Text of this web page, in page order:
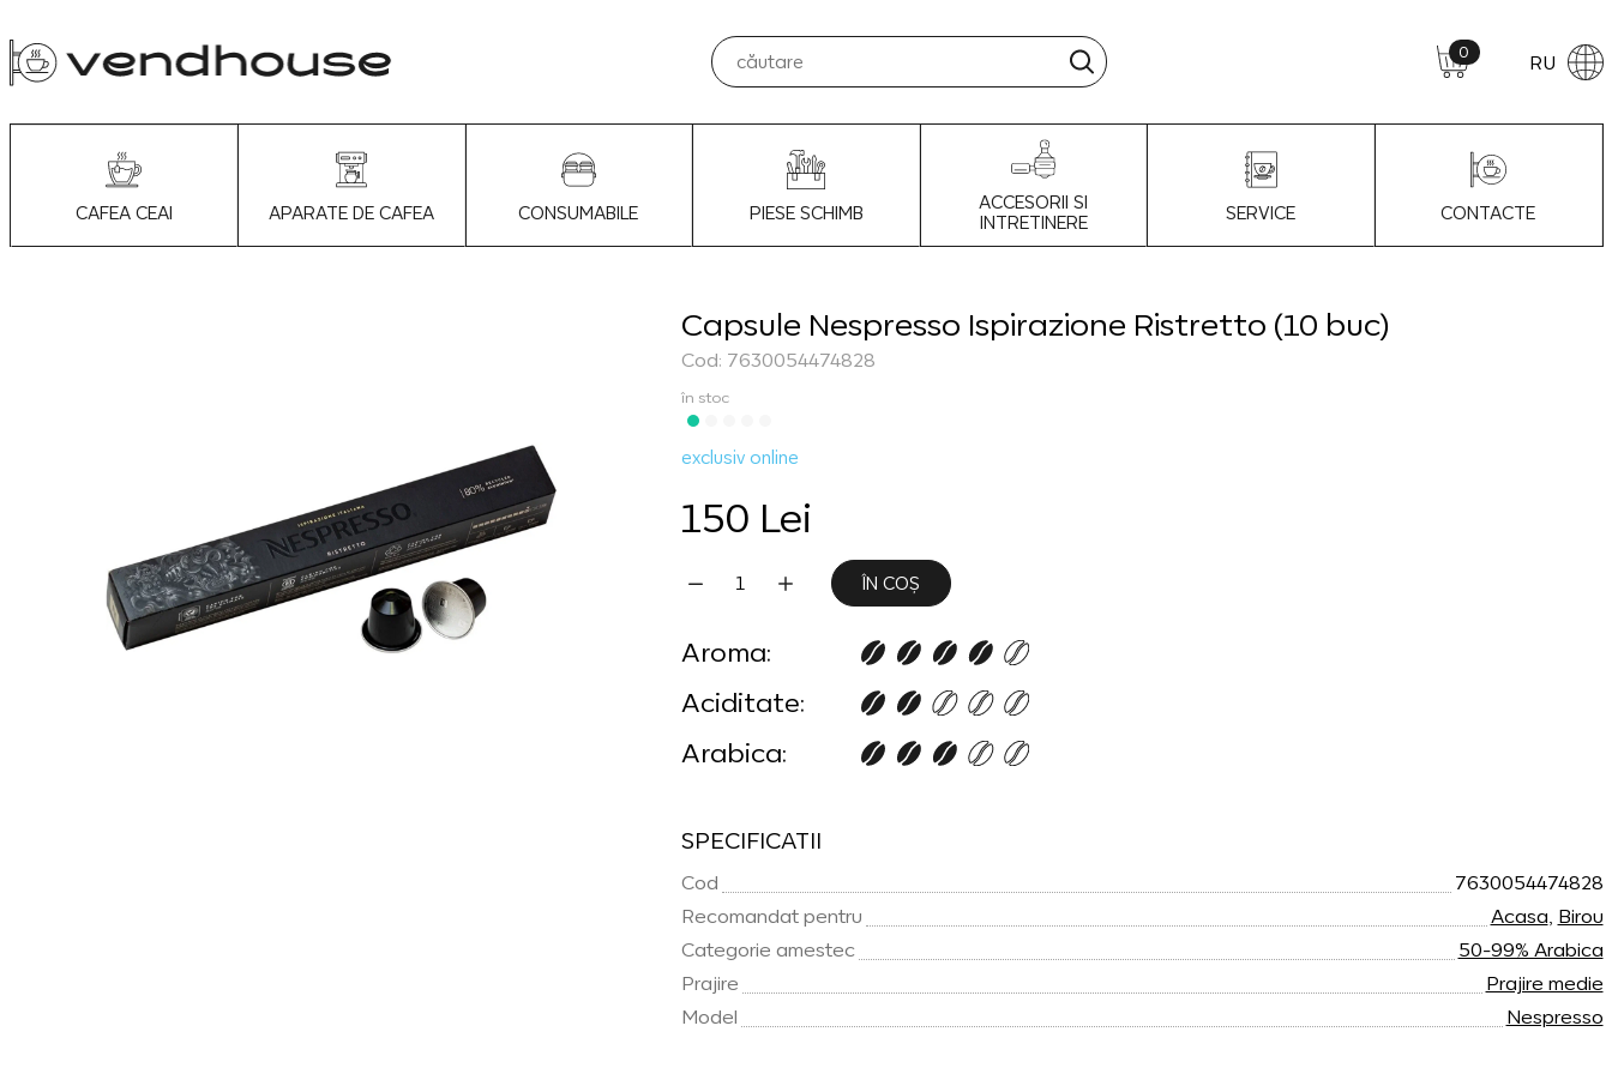
0 RU
CAFEA CEAI APARATE DE CAFEA CONSUMABILE PIESE SCHIMB
ACCESORII SI
INTRETINERE
SERVICE CONTACTE
Capsule Nespresso Ispirazione Ristretto (10 buc)
Cod: 7630054474828
în stoc
exclusiv online
150 Lei
ÎN COȘ
Aroma:
Aciditate:
Arabica:
SPECIFICATII
Cod
7630054474828
Recomandat pentru
Acasa Birou
Categorie amestec
50-99% Arabica
Prajire
Prajire medie
Model
Nespresso